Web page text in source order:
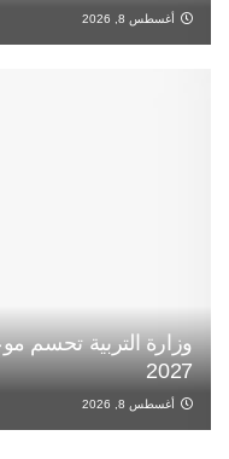
أغسطس 8, 2026
2027
أغسطس 8, 2026